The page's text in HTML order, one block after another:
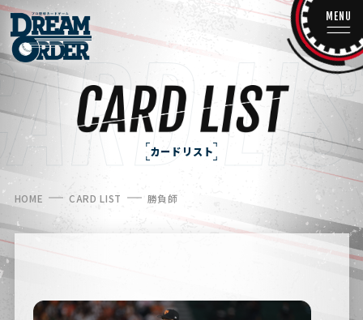
MENU
カードリスト
HOME CARD LIST 勝負師